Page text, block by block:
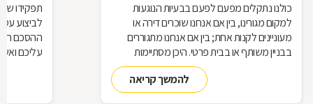
כולנו נתקלים מפעם לפעם בבעיות הנוגעות
למקום מגורינו, בין אם אנחנו שוכרים דירה או
מעוניינים לקנות אחת; בין אם אנחנו מתגוררים
בבניין משותף או בבית פרטי. היכן מסתיימות
זכויותינו ביחס לשכנינו? מה אומר החוק בקשר
לחריגות בנייה? האם בניית ממ"ד מחייבת את כל
הדיירים וכו'. כדי לקבל מושג בנוגע למעמדנו
להמשך קריאה
תפקידו
ההסכם
עליכם